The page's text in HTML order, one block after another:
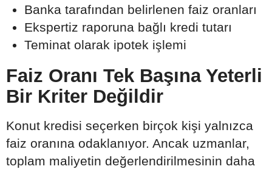
Banka tarafından belirlenen faiz oranları
Ekspertiz raporuna bağlı kredi tutarı
Teminat olarak ipotek işlemi
Faiz Oranı Tek Başına Yeterli
Bir Kriter Değildir
Konut kredisi seçerken birçok kişi yalnızca
faiz oranına odaklanıyor. Ancak uzmanlar,
toplam maliyetin değerlendirilmesinin daha